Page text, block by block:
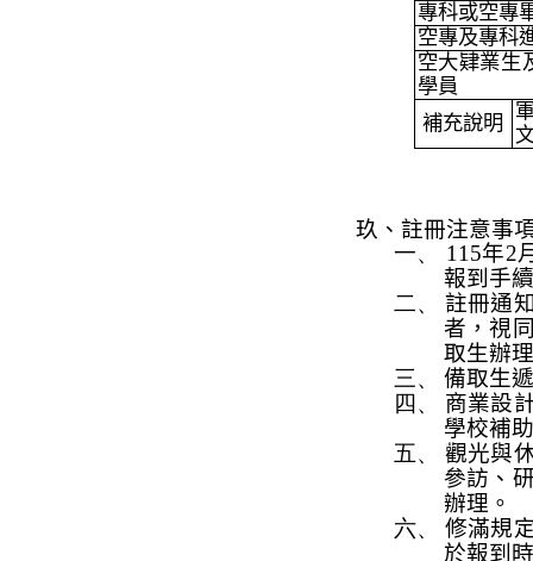
專科或空專
空專及專科
空大肄業生
學員
補充說明
玖、註冊注意事
一、
115年2
報到手
二、
註冊通
者，視
取生辦
三、
備取生
四、
商業設
學校補
五、
觀光與
參訪、
辦理。
六、
修滿規
於報到